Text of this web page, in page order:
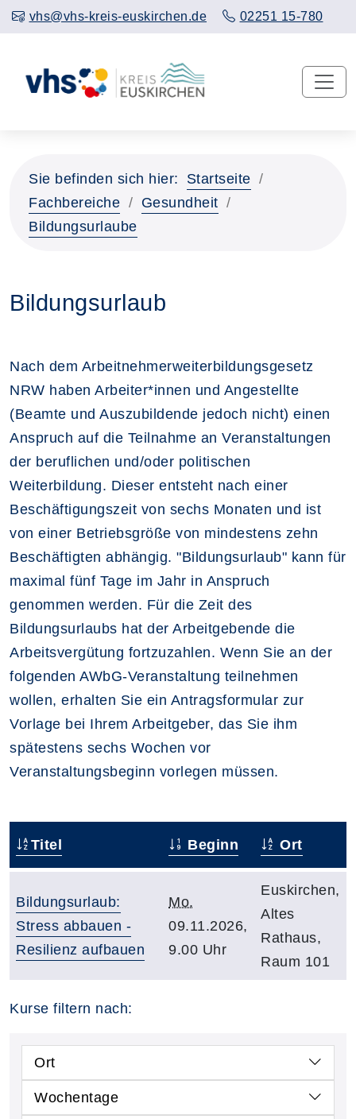
vhs@vhs-kreis-euskirchen.de 02251 15-780
Sie befinden sich hier:
Startseite
Fachbereiche
Gesundheit
Bildungsurlaube
Bildungsurlaub
Nach dem Arbeitnehmerweiterbildungsgesetz
NRW haben Arbeiter*innen und Angestellte
(Beamte und Auszubildende jedoch nicht) einen
Anspruch auf die Teilnahme an Veranstaltungen
der beruflichen und/oder politischen
Weiterbildung. Dieser entsteht nach einer
Beschäftigungszeit von sechs Monaten und ist
von einer Betriebsgröße von mindestens zehn
Beschäftigten abhängig. "Bildungsurlaub" kann für
maximal fünf Tage im Jahr in Anspruch
genommen werden. Für die Zeit des
Bildungsurlaubs hat der Arbeitgebende die
Arbeitsvergütung fortzuzahlen. Wenn Sie an der
folgenden AWbG-Veranstaltung teilnehmen
wollen, erhalten Sie ein Antragsformular zur
Vorlage bei Ihrem Arbeitgeber, das Sie ihm
spätestens sechs Wochen vor
Veranstaltungsbeginn vorlegen müssen.
Titel Beginn Ort
Bildungsurlaub:
Stress abbauen -
Resilienz aufbauen
Mo.
09.11.2026,
9.00 Uhr
Euskirchen,
Altes
Rathaus,
Raum 101
Kurse filtern nach:
Ort
Wochentage